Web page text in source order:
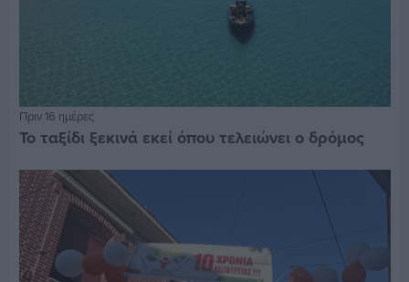
Πριν 16 ημέρες
Το ταξίδι ξεκινά εκεί όπου τελειώνει ο δρόμος